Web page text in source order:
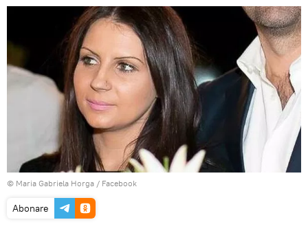
© Maria Gabriela Horga / Facebook
Abonare